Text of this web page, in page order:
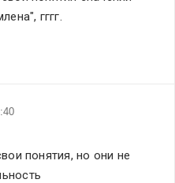
гггг.
понятия, но они не